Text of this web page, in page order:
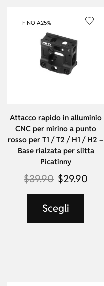
FINO A25%
Attacco rapido in alluminio
CNC per mirino a punto
rosso per T1 / T2 / H1 / H2 –
Base rialzata per slitta
Picatinny
$39.90 $29.90
Scegli